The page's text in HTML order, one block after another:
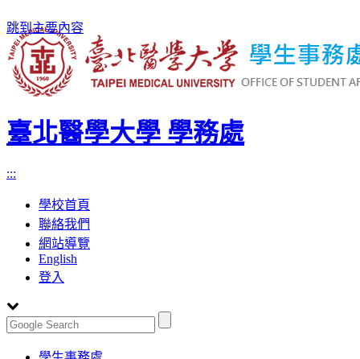
跳到主要內容
臺北醫學大學 學務處
:::
學校首頁
聯絡我們
網站導覽
English
登入
Toggle